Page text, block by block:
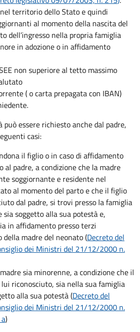
territorio dello Stato e quindi
al momento della nascita del
dell’ingresso nella propria famiglia
in adozione o in affidamento
non superiore al tetto massimo
( o carta prepagata con IBAN)
può essere richiesto anche dal padre,
casi:
il figlio o in caso di affidamento
al padre, a condizione che la madre
soggiornante e residente nel
al momento del parto e che il figlio
dal padre, si trovi presso la famiglia
sia soggetto alla sua potestà e,
in affidamento presso terzi
della madre del neonato (Decreto del
dei Ministri del 21/12/2000 n.
sia minorenne, a condizione che il
riconosciuto, sia nella sua famiglia
alla sua potestà (Decreto del
dei Ministri del 21/12/2000 n.
)